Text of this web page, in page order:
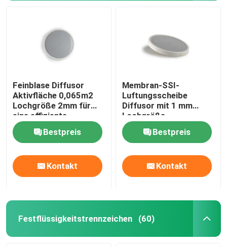
Feinblase Diffusor
Aktivfläche 0,065m2
Lochgröße 2mm für
eine effiziente
Belüftung
Bestpreis
Kontakt
Membran-SSI-
Luftungsscheibe
Diffusor mit 1 mm
Lochgröße
Bestpreis
Kontakt
Festflüssigkeitstrennzeichen (60)